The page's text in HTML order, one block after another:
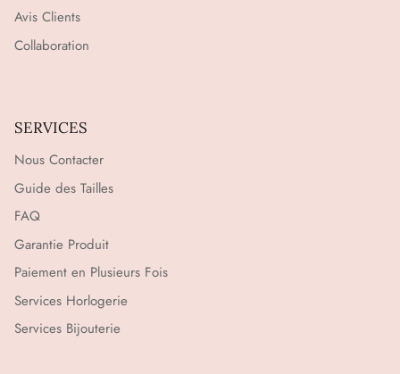
Avis Clients
Collaboration
SERVICES
Nous Contacter
Guide des Tailles
FAQ
Garantie Produit
Paiement en Plusieurs Fois
Services Horlogerie
Services Bijouterie